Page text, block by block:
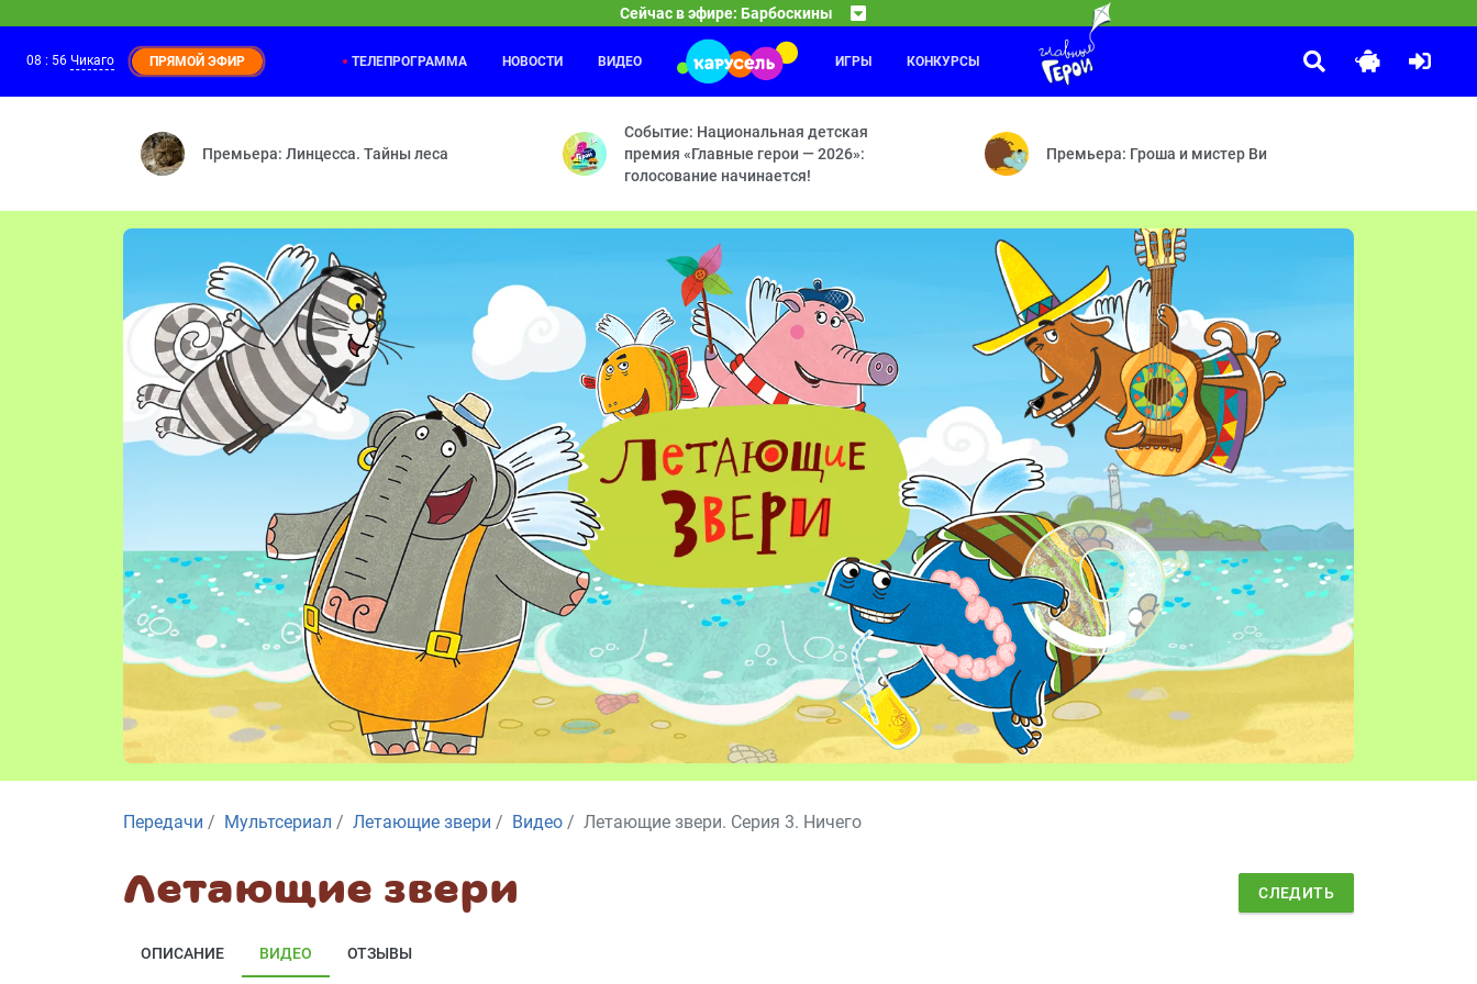
Сейчас в эфире: Барбоскины
08:05
Барбоскины
Немного романтики — Вот и попался — Время лени — Строгая нянька — Путешествие — Эликсир хорошего настроения — Гроссмейстер — Всё пропало — Квест —
Каникулы Светофоровых Маша и Медведь
Городские джунгли — Один к одному — Вишенка на торте —
08 : 56 Чикаго ПРЯМОЙ ЭФИР ТЕЛЕПРОГРАММА НОВОСТИ ВИДЕО ИГРЫ КОНКУРСЫ
Премьера: Линцесса. Тайны леса
Событие: Национальная детская
премия «Главные герои — 2026»:
голосование начинается!
Премьера: Гроша и мистер Ви
Передачи Мультсериал Летающие звери Видео Летающие звери. Серия 3. Ничего
Летающие звери СЛЕДИТЬ
ОПИСАНИЕ ВИДЕО ОТЗЫВЫ